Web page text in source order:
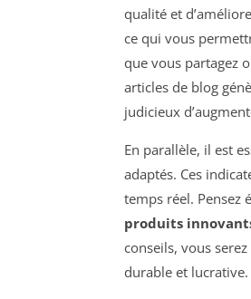
qualité et
ce qui vous
que vous partagez
articles de blog
judicieux
En parallèle, il est
adaptés. Ces
temps réel. Pensez
produits
conseils, vous
durable et lucrative.